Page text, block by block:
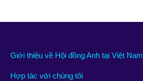
Giới thiệu về Hội đồng Anh tại Việt Nam
Hợp tác với chúng tôi